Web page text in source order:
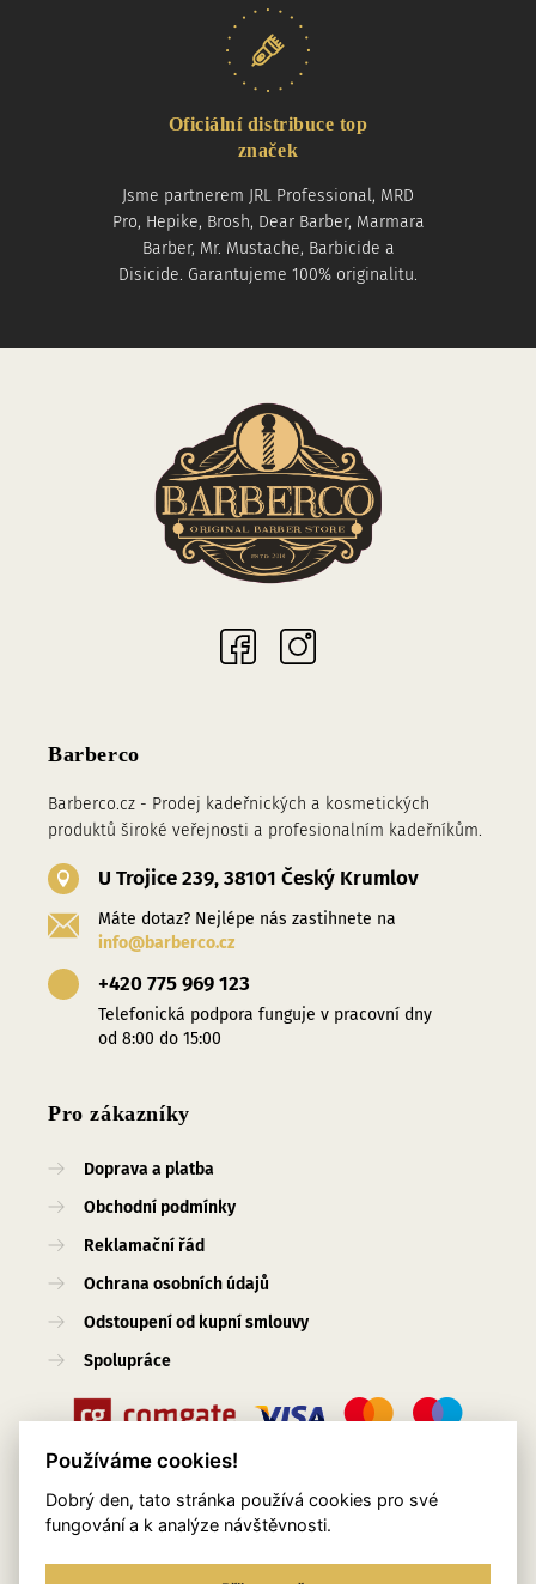
Oficiální distribuce top
značek
Jsme partnerem JRL Professional, MRD
Pro, Hepike, Brosh, Dear Barber, Marmara
Barber, Mr. Mustache, Barbicide a
Disicide. Garantujeme 100% originalitu.
Barberco
Barberco.cz - Prodej kadeřnických a kosmetických
produktů široké veřejnosti a profesionalním kadeřníkům.
U Trojice 239, 38101 Český Krumlov
Máte dotaz? Nejlépe nás zastihnete na
info@barberco.cz
+420 775 969 123
Telefonická podpora funguje v pracovní dny
od 8:00 do 15:00
Pro zákazníky
Doprava a platba
Obchodní podmínky
Reklamační řád
Ochrana osobních údajů
Odstoupení od kupní smlouvy
Spolupráce
Užitečné odkazy
O nás
Používáme cookies!
Dobrý den, tato stránka používá cookies pro své
fungování a k analýze návštěvnosti.